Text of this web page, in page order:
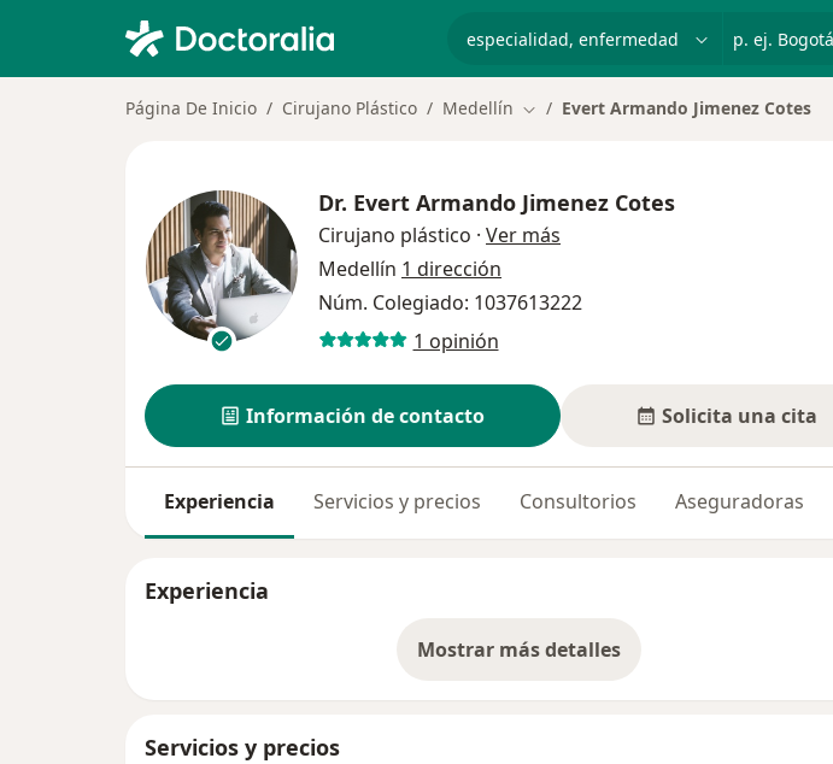
p. ej. Bogotá
Página De Inicio Cirujano Plástico Medellín Cambiar de ciudad
Evert Armando Jimenez Cotes
Dr. Evert Armando Jimenez Cotes
Cirujano plástico · Ver más
Medellín 1 dirección
Núm. Colegiado: 1037613222
1 opinión
Información de contacto Solicita una cita
Experiencia Servicios y precios Consultorios Aseguradoras
Experiencia
Mostrar más detalles
sobre la experiencia
Servicios y precios